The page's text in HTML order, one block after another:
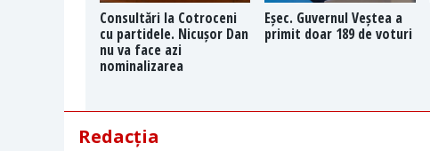
Consultări la Cotroceni
cu partidele. Nicușor Dan
nu va face azi
nominalizarea
Eșec. Guvernul Veștea a
primit doar 189 de voturi
Redacția